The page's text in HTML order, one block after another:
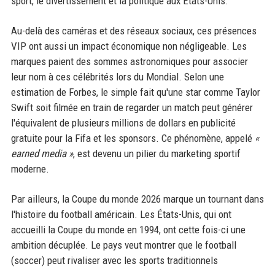
Au-delà des caméras et des réseaux sociaux, ces présences
VIP ont aussi un impact économique non négligeable. Les
marques paient des sommes astronomiques pour associer
leur nom à ces célébrités lors du Mondial. Selon une
estimation de Forbes, le simple fait qu'une star comme Taylor
Swift soit filmée en train de regarder un match peut générer
l'équivalent de plusieurs millions de dollars en publicité
gratuite pour la Fifa et les sponsors. Ce phénomène, appelé «
earned media », est devenu un pilier du marketing sportif
moderne.
Par ailleurs, la Coupe du monde 2026 marque un tournant dans
l'histoire du football américain. Les États-Unis, qui ont
accueilli la Coupe du monde en 1994, ont cette fois-ci une
ambition décuplée. Le pays veut montrer que le football
(soccer) peut rivaliser avec les sports traditionnels